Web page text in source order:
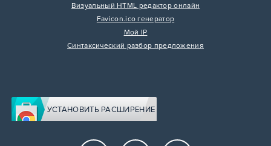
Визуальный HTML редактор онлайн
Favicon.ico генератор
Мой IP
Синтаксический разбор предложения
УСТАНОВИТЬ РАСШИРЕНИЕ